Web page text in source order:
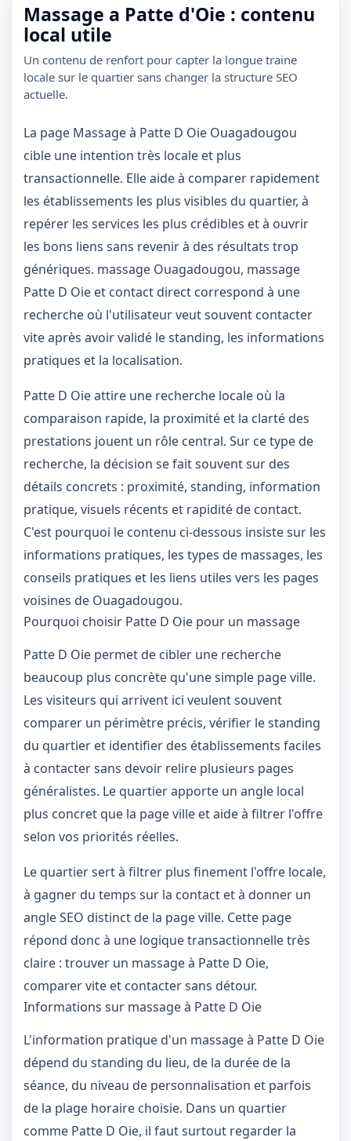
Massage a Patte d'Oie : contenu
local utile
Un contenu de renfort pour capter la longue traine
locale sur le quartier sans changer la structure SEO
actuelle.
La page Massage à Patte D Oie Ouagadougou
cible une intention très locale et plus
transactionnelle. Elle aide à comparer rapidement
les établissements les plus visibles du quartier, à
repérer les services les plus crédibles et à ouvrir
les bons liens sans revenir à des résultats trop
génériques. massage Ouagadougou, massage
Patte D Oie et contact direct correspond à une
recherche où l'utilisateur veut souvent contacter
vite après avoir validé le standing, les informations
pratiques et la localisation.
Patte D Oie attire une recherche locale où la
comparaison rapide, la proximité et la clarté des
prestations jouent un rôle central. Sur ce type de
recherche, la décision se fait souvent sur des
détails concrets : proximité, standing, information
pratique, visuels récents et rapidité de contact.
C'est pourquoi le contenu ci-dessous insiste sur les
informations pratiques, les types de massages, les
conseils pratiques et les liens utiles vers les pages
voisines de Ouagadougou.
Pourquoi choisir Patte D Oie pour un massage
Patte D Oie permet de cibler une recherche
beaucoup plus concrète qu'une simple page ville.
Les visiteurs qui arrivent ici veulent souvent
comparer un périmètre précis, vérifier le standing
du quartier et identifier des établissements faciles
à contacter sans devoir relire plusieurs pages
généralistes. Le quartier apporte un angle local
plus concret que la page ville et aide à filtrer l'offre
selon vos priorités réelles.
Le quartier sert à filtrer plus finement l'offre locale,
à gagner du temps sur la contact et à donner un
angle SEO distinct de la page ville. Cette page
répond donc à une logique transactionnelle très
claire : trouver un massage à Patte D Oie,
comparer vite et contacter sans détour.
Informations sur massage à Patte D Oie
L'information pratique d'un massage à Patte D Oie
dépend du standing du lieu, de la durée de la
séance, du niveau de personnalisation et parfois
de la plage horaire choisie. Dans un quartier
comme Patte D Oie, il faut surtout regarder la